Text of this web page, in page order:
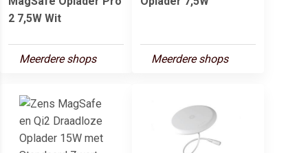
2 7,5W Wit
Meerdere shops Meerdere shops